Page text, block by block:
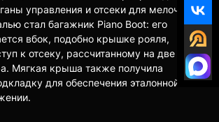
управления и отсеки для мелочей.
стал багажник Piano Boot: его
вбок, подобно крышке рояля,
к отсеку, рассчитанному на две
Мягкая крыша также получила
для обеспечения эталонной